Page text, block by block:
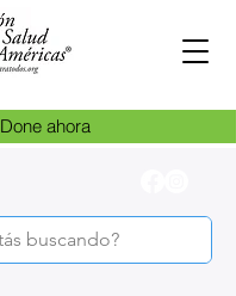
Done ahora